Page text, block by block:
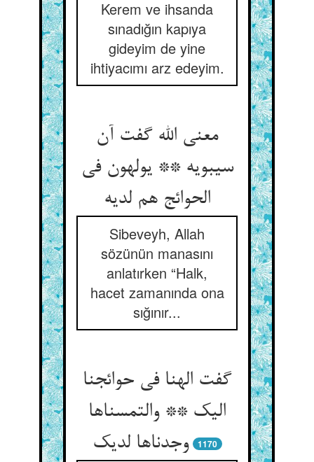
Kerem ve ihsanda
sınadığın kapıya
gideyim de yine
ihtiyacımı arz edeyim.
معنی الله گفت آن
سیبویه ** یولهون فی
الحوائج هم لدیه
Sibeveyh, Allah
sözünün manasını
anlatırken “Halk,
hacet zamanında ona
sığınır...
گفت الهنا فی حوائجنا
الیک ** والتمسناها
وجدناها لدیک
1170